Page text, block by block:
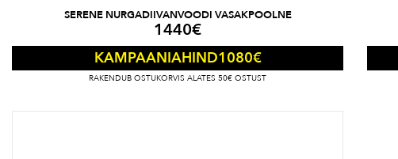
SERENE NURGADIIVANVOODI VASAKPOOLNE
1440€
KAMPAANIAHIND1080€
RAKENDUB OSTUKORVIS ALATES 50€ OSTUST